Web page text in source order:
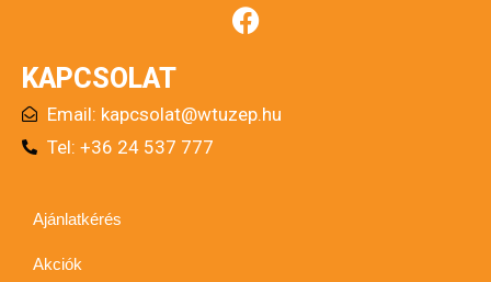
KAPCSOLAT
Email: kapcsolat@wtuzep.hu
Tel: +36 24 537 777
Ajánlatkérés
Akciók